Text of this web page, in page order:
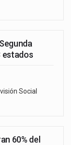
estados
Social
60% del